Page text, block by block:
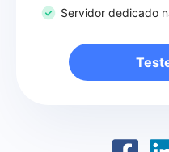
Servidor dedicado